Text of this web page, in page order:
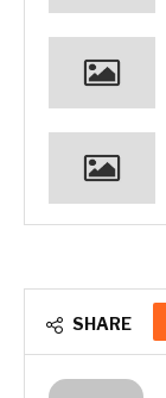
SHARE